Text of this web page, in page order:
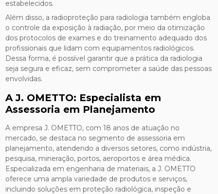
estabelecidos.
Além disso, a radioproteção para radiologia também engloba
o controle da exposição à radiação, por meio da otimização
dos protocolos de exames e do treinamento adequado dos
profissionais que lidam com equipamentos radiológicos.
Dessa forma, é possível garantir que a prática da radiologia
seja segura e eficaz, sem comprometer a saúde das pessoas
envolvidas.
A J. OMETTO: Especialista em
Assessoria em Planejamento
A empresa J. OMETTO, com 18 anos de atuação no
mercado, se destaca no segmento de assessoria em
planejamento, atendendo a diversos setores, como indústria,
pesquisa, mineração, portos, aeroportos e área médica.
Especializada em engenharia de materiais, a J. OMETTO
oferece uma ampla variedade de produtos e serviços,
incluindo soluções em proteção radiológica, inspeção e